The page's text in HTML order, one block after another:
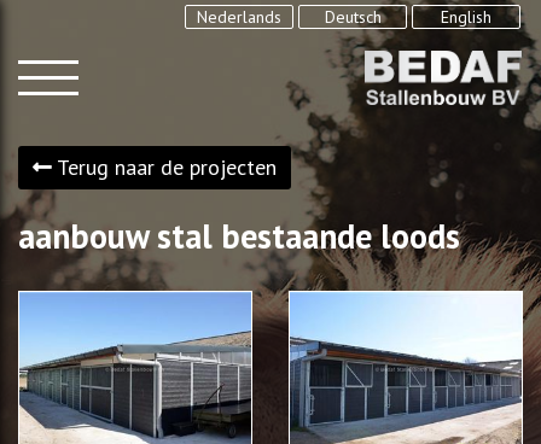
Nederlands Deutsch English
Terug naar de projecten
aanbouw stal bestaande loods